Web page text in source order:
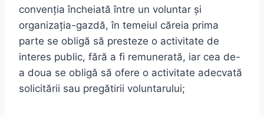
convenţia încheiată între un voluntar şi
organizaţia-gazdă, în temeiul căreia prima
parte se obligă să presteze o activitate de
interes public, fără a fi remunerată, iar cea de-
a doua se obligă să ofere o activitate adecvată
solicitării sau pregătirii voluntarului;